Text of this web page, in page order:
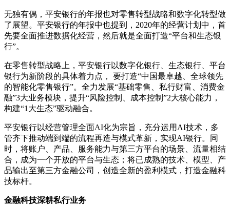
无独有偶，平安银行的年报也对零售转型战略和数字化转型做
了展望。平安银行的年报中也提到，2020年的经营计划中，首
先要全面推进数据化经营，然后就是全面打造“平台和生态银
行”。
在零售转型战略上，平安银行以数字化银行、生态银行、平台
银行为新阶段的具体着力点， 要打造“中国最卓越、全球领先
的智能化零售银行”。全力发展“基础零售、私行财富、消费金
融”3大业务模块，提升“风险控制、成本控制”2大核心能力，
构建“1大生态”驱动融合。
平安银行以经营管理全面AI化为宗旨，充分运用AI技术，多
管齐下推动端到端的流程再造与模式革新，实现AI银行。同
时，将账户、产品、服务能力与第三方平台的场景、流量相结
合，成为一个开放的平台与生态；将已成熟的技术、模型、产
品输出至第三方金融公司，创造全新的盈利模式，打造金融科
技标杆。
金融科技深耕私行业务